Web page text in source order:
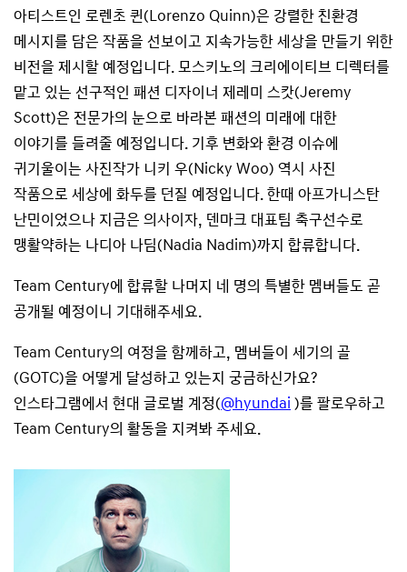
아티스트인 로렌초 퀸(Lorenzo Quinn)은 강렬한 친환경
메시지를 담은 작품을 선보이고 지속가능한 세상을 만들기 위한
비전을 제시할 예정입니다. 모스키노의 크리에이티브 디렉터를
맡고 있는 선구적인 패션 디자이너 제레미 스캇(Jeremy
Scott)은 전문가의 눈으로 바라본 패션의 미래에 대한
이야기를 들려줄 예정입니다. 기후 변화와 환경 이슈에
귀기울이는 사진작가 니키 우(Nicky Woo) 역시 사진
작품으로 세상에 화두를 던질 예정입니다. 한때 아프가니스탄
난민이었으나 지금은 의사이자, 덴마크 대표팀 축구선수로
맹활약하는 나디아 나딤(Nadia Nadim)까지 합류합니다.
Team Century에 합류할 나머지 네 명의 특별한 멤버들도 곧
공개될 예정이니 기대해주세요.
Team Century의 여정을 함께하고, 멤버들이 세기의 골
(GOTC)을 어떻게 달성하고 있는지 궁금하신가요?
인스타그램에서 현대 글로벌 계정(@hyundai )를 팔로우하고
Team Century의 활동을 지켜봐 주세요.